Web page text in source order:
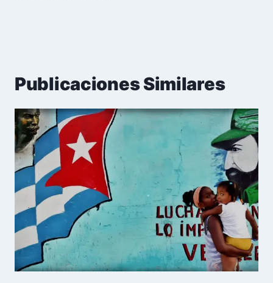
Publicaciones Similares